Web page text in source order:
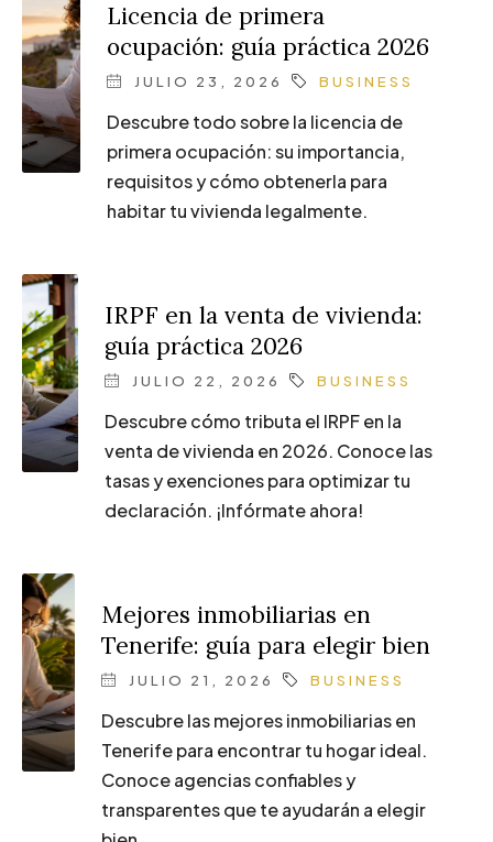
Licencia de primera
ocupación: guía práctica 2026
JULIO 23, 2026 BUSINESS
Descubre todo sobre la licencia de
primera ocupación: su importancia,
requisitos y cómo obtenerla para
habitar tu vivienda legalmente.
IRPF en la venta de vivienda:
guía práctica 2026
JULIO 22, 2026 BUSINESS
Descubre cómo tributa el IRPF en la
venta de vivienda en 2026. Conoce las
tasas y exenciones para optimizar tu
declaración. ¡Infórmate ahora!
Mejores inmobiliarias en
Tenerife: guía para elegir bien
JULIO 21, 2026 BUSINESS
Descubre las mejores inmobiliarias en
Tenerife para encontrar tu hogar ideal.
Conoce agencias confiables y
transparentes que te ayudarán a elegir